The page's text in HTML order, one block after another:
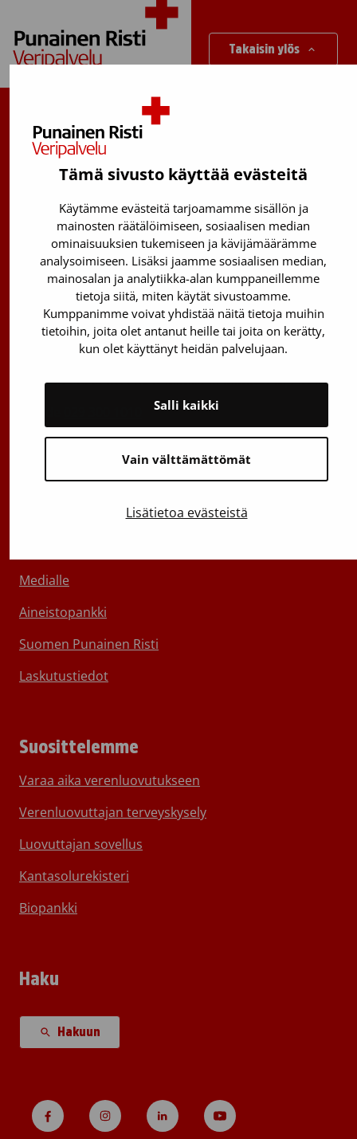
Tämä sivusto käyttää evästeitä
Käytämme evästeitä tarjoamamme sisällön ja
mainosten räätälöimiseen, sosiaalisen median
ominaisuuksien tukemiseen ja kävijämäärämme
analysoimiseen. Lisäksi jaamme sosiaalisen median,
mainosalan ja analytiikka-alan kumppaneillemme
tietoja siitä, miten käytät sivustoamme.
Kumppanimme voivat yhdistää näitä tietoja muihin
tietoihin, joita olet antanut heille tai joita on kerätty,
kun olet käyttänyt heidän palvelujaan.
Vain välttämättömät
Salli kaikki
Lisätietoa evästeistä
Takaisin ylös
Suomen Punainen Risti, Veripalvelu
Maksuton verenluovuttajien info:
0800 05801(ma–pe 8–17)
Kantasolurekisterin info:
029 300 1515
Härkälenkki 13
01730 Vantaa
Toimipisteiden yhteystiedot
Vantaan päätoimipiste
Sähköpostiosoitteet: etunimi.sukunimi@veripalvelu.fi
Tietoa Veripalvelusta
Medialle
Aineistopankki
Suomen Punainen Risti
Laskutustiedot
Suosittelemme
Varaa aika verenluovutukseen
Verenluovuttajan terveyskysely
Luovuttajan sovellus
Kantasolurekisteri
Biopankki
Haku
Hakuun